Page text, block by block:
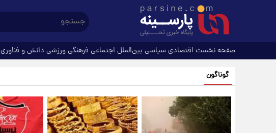
صفحه نخست اقتصادی سیاسی بین‌الملل اجتماعی فرهنگیورزشی دانش و فناوری
گوناگون